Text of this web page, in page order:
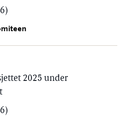
2025 under